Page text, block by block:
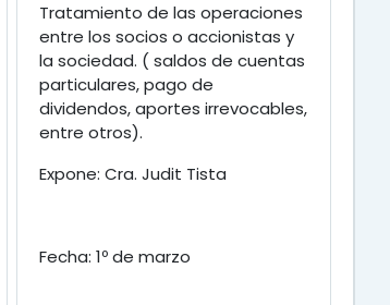
Tratamiento de las operaciones
entre los socios o accionistas y
la sociedad. ( saldos de cuentas
particulares, pago de
dividendos, aportes irrevocables,
entre otros).
Expone: Cra. Judit Tista
Fecha: 1º de marzo